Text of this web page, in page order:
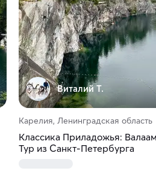
Виталий Т.
Карелия, Ленинградская область
Классика Приладожья:
Тур из Санкт-Петербурга